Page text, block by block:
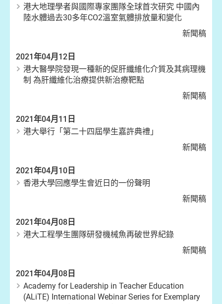
港大地理學者與國際專家團隊全球首次研究 中國內
陸水體過去30多年CO2溫室氣體排放量和變化
新聞稿
2021年04月12日
港大醫學院發現一種新的促肝纖維化介質及其病理機
制 為肝纖維化治療提供新治療靶點
新聞稿
2021年04月11日
港大舉行「第二十四屆學生嘉許典禮」
新聞稿
2021年04月10日
香港大學回應學生會近日的一份聲明
新聞稿
2021年04月08日
港大工程學生團隊研發機械魚再破世界紀錄
新聞稿
2021年04月08日
Academy for Leadership in Teacher Education
(ALiTE) International Webinar Series for Exemplary